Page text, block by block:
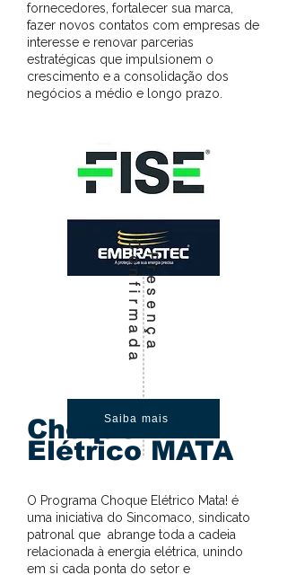
fornecedores, fortalecer sua marca,
fazer novos contatos com empresas de
interesse e renovar parcerias
estratégicas que impulsionem o
crescimento e a consolidação dos
negócios a médio e longo prazo.
P
r
e
s
e
n
ç
a
Co
n
f
i
r
m
a
d
a
Saiba mais
Choque
Elétrico MATA
O Programa Choque Elétrico Mata! é
uma iniciativa do Sincomaco, sindicato
patronal que abrange toda a cadeia
relacionada à energia elétrica, unindo
em si cada ponta do setor e